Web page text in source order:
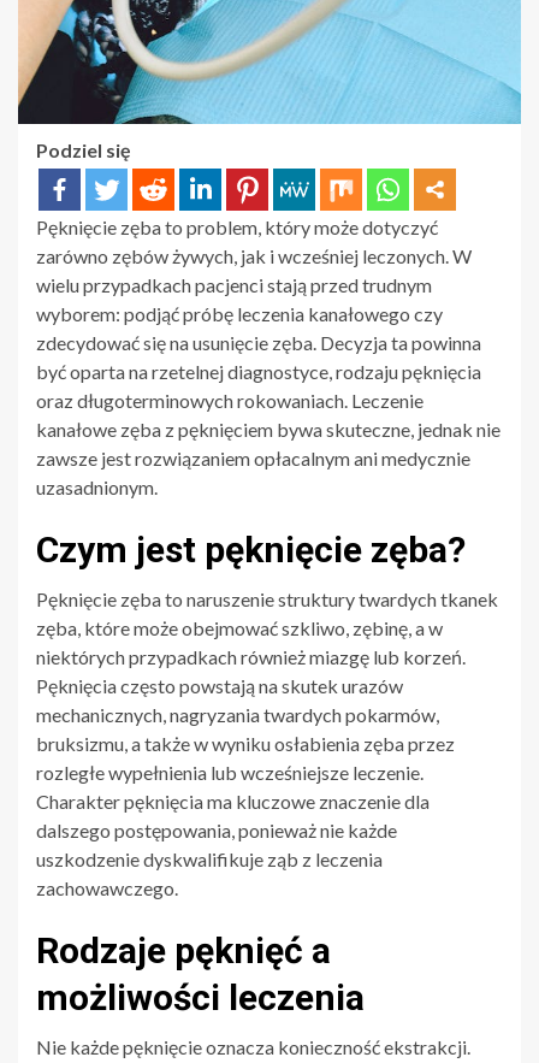
Podziel się
Pęknięcie zęba to problem, który może dotyczyć
zarówno zębów żywych, jak i wcześniej leczonych. W
wielu przypadkach pacjenci stają przed trudnym
wyborem: podjąć próbę leczenia kanałowego czy
zdecydować się na usunięcie zęba. Decyzja ta powinna
być oparta na rzetelnej diagnostyce, rodzaju pęknięcia
oraz długoterminowych rokowaniach. Leczenie
kanałowe zęba z pęknięciem bywa skuteczne, jednak nie
zawsze jest rozwiązaniem opłacalnym ani medycznie
uzasadnionym.
Czym jest pęknięcie zęba?
Pęknięcie zęba to naruszenie struktury twardych tkanek
zęba, które może obejmować szkliwo, zębinę, a w
niektórych przypadkach również miazgę lub korzeń.
Pęknięcia często powstają na skutek urazów
mechanicznych, nagryzania twardych pokarmów,
bruksizmu, a także w wyniku osłabienia zęba przez
rozległe wypełnienia lub wcześniejsze leczenie.
Charakter pęknięcia ma kluczowe znaczenie dla
dalszego postępowania, ponieważ nie każde
uszkodzenie dyskwalifikuje ząb z leczenia
zachowawczego.
Rodzaje pęknięć a
możliwości leczenia
Nie każde pęknięcie oznacza konieczność ekstrakcji.